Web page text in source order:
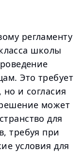
регламенту
школы
Это требует
и согласия
может
для
требуя при
условия для